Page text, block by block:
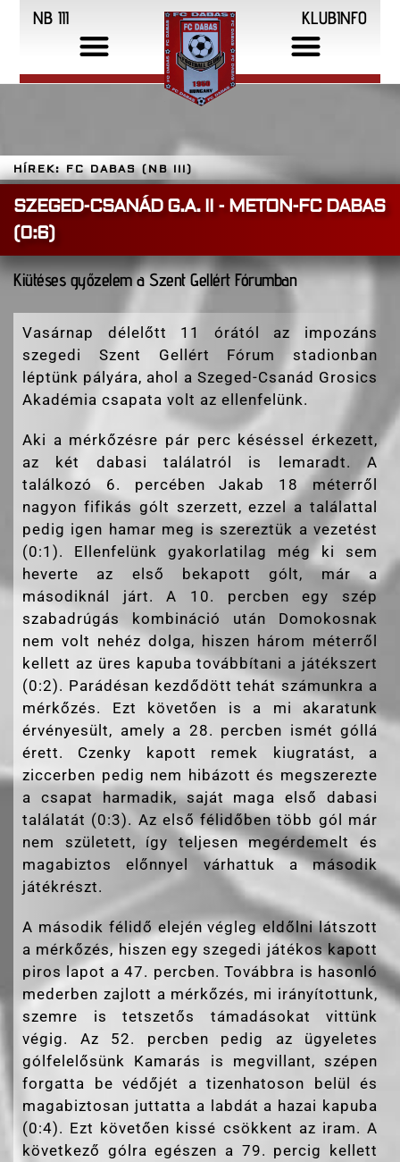
NB III KLUBINFO
HÍREK: FC DABAS (NB III)
SZEGED-CSANÁD G.A. II - METON-FC DABAS
(0:6)
Kiütéses győzelem a Szent Gellért Fórumban
Vasárnap délelőtt 11 órától az impozáns
szegedi Szent Gellért Fórum stadionban
léptünk pályára, ahol a Szeged-Csanád Grosics
Akadémia csapata volt az ellenfelünk.
Aki a mérkőzésre pár perc késéssel érkezett,
az két dabasi találatról is lemaradt. A
találkozó 6. percében Jakab 18 méterről
nagyon fifikás gólt szerzett, ezzel a találattal
pedig igen hamar meg is szereztük a vezetést
(0:1). Ellenfelünk gyakorlatilag még ki sem
heverte az első bekapott gólt, már a
másodiknál járt. A 10. percben egy szép
szabadrúgás kombináció után Domokosnak
nem volt nehéz dolga, hiszen három méterről
kellett az üres kapuba továbbítani a játékszert
(0:2). Parádésan kezdődött tehát számunkra a
mérkőzés. Ezt követően is a mi akaratunk
érvényesült, amely a 28. percben ismét góllá
érett. Czenky kapott remek kiugratást, a
ziccerben pedig nem hibázott és megszerezte
a csapat harmadik, saját maga első dabasi
találatát (0:3). Az első félidőben több gól már
nem született, így teljesen megérdemelt és
magabiztos előnnyel várhattuk a második
játékrészt.
A második félidő elején végleg eldőlni látszott
a mérkőzés, hiszen egy szegedi játékos kapott
piros lapot a 47. percben. Továbbra is hasonló
mederben zajlott a mérkőzés, mi irányítottunk,
szemre is tetszetős támadásokat vittünk
végig. Az 52. percben pedig az ügyeletes
gólfelelősünk Kamarás is megvillant, szépen
forgatta be védőjét a tizenhatoson belül és
magabiztosan juttatta a labdát a hazai kapuba
(0:4). Ezt követően kissé csökkent az iram. A
következő gólra egészen a 79. percig kellett